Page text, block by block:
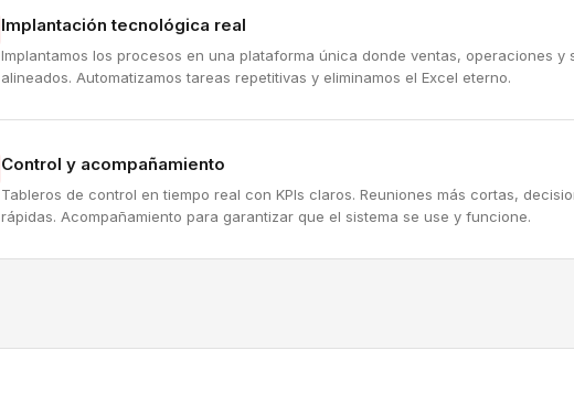
Implantación tecnológica real
Implantamos los procesos en una plataforma única donde ventas, operaciones y
alineados. Automatizamos tareas repetitivas y eliminamos el Excel eterno.
Control y acompañamiento
Tableros de control en tiempo real con KPIs claros. Reuniones más cortas,
rápidas. Acompañamiento para garantizar que el sistema se use y funcione.